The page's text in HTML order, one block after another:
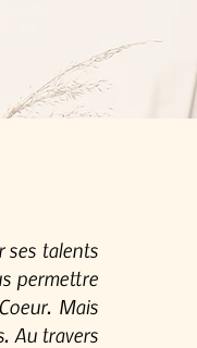
ses talents
permettre
Mais
Au travers